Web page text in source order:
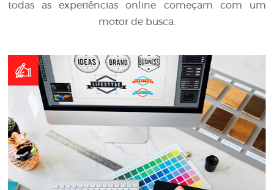
todas as experiências online começam com um
motor de busca.